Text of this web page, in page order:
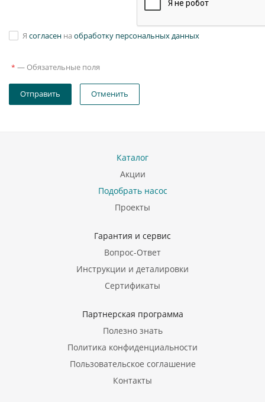
Я согласен на обработку персональных данных
* — Обязательные поля
Отправить Отменить
Каталог
Акции
Подобрать насос
Проекты
Гарантия и сервис
Вопрос-Ответ
Инструкции и деталировки
Сертификаты
Партнерская программа
Полезно знать
Политика конфиденциальности
Пользовательское соглашение
Контакты